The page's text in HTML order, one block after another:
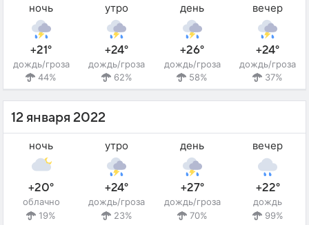
ночь
+21°
дождь/гроза
44%
утро
+24°
дождь/гроза
62%
день
+26°
дождь/гроза
58%
вечер
+24°
дождь/гроза
37%
12 января 2022
ночь
+20°
облачно
19%
утро
+24°
дождь/гроза
23%
день
+27°
дождь/гроза
70%
вечер
+22°
дождь
99%